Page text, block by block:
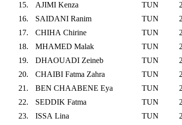
15.
AJIMI Kenza TUN
16.
SAIDANI Ranim TUN
17.
CHIHA Chirine TUN
18.
MHAMED Malak TUN
19.
DHAOUADI Zeineb TUN
20.
CHAIBI Fatma Zahra TUN
21.
BEN CHAABENE Eya TUN
22.
SEDDIK Fatma TUN
23.
ISSA Lina TUN